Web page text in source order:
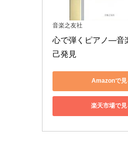
音楽之友社
心で弾くピアノ―音
己発見
Amazonで見
楽天市場で見